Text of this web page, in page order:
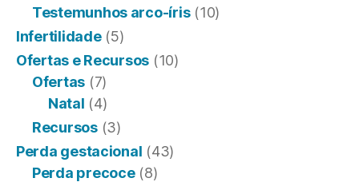
Testemunhos arco-íris(10)
Infertilidade(5)
Ofertas e Recursos (10)
Ofertas (7)
Natal (4)
Recursos(3)
Perda gestacional (43)
Perda precoce(8)